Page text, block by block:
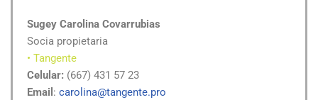
Sugey Carolina Covarrubias
Socia propietaria
• Tangente
Celular: (667) 431 57 23
Email : carolina@tangente.pro